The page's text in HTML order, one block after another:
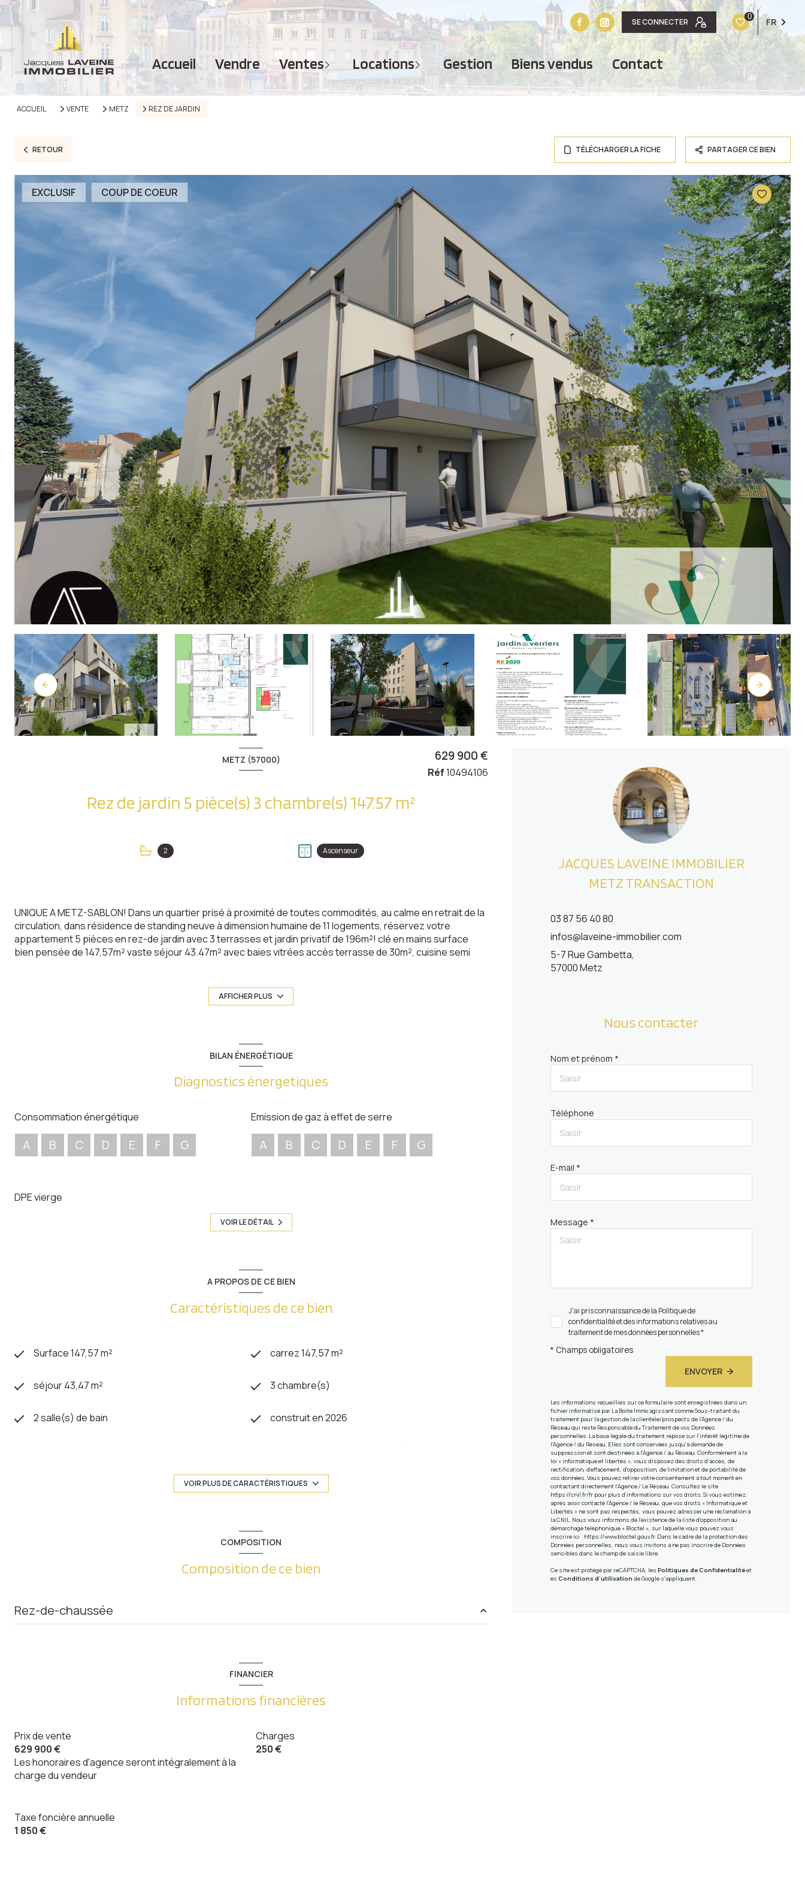
SE CONNECTER
0 FR
accueil vendre ventes
MAISONS
APPARTEMENTS
TERRAINS
IMMEUBLES
GARAGES - PARKINGS
locations
APPARTEMENTS
TERRAINS
IMMEUBLES
GARAGES - PARKINGS
gestion biens vendus contact
ACCUEIL VENTE METZ REZ DE JARDIN
RETOUR TÉLÉCHARGER LA FICHE PARTAGER CE BIEN
EXCLUSIF COUP DE COEUR
METZ (57000)
Rez de jardin 5 pièce(s) 3 chambre(s) 147.57 m²
2 Ascenseur
629 900 €
Réf10494106
UNIQUE A METZ-SABLON! Dans un quartier prisé à proximité de toutes commodités, au calme en retrait de la
circulation, dans résidence de standing neuve à dimension humaine de 11 logements, réservez votre
appartement 5 pièces en rez-de jardin avec 3 terrasses et jardin privatif de 196m²! clé en mains surface
bien pensée de 147,57m² vaste séjour 43.47m² avec baies vitrées accès terrasse de 30m², cuisine semi
privatif. Prestations de qualité, pompe à chaleur air/eau, chauffage sol, performance énergétique garantie,
ascenseur, accès pmr,...Plans d'aménagement intérieur modifiables. Possibilité garage ou parking. A
AFFICHER PLUS
BILAN ÉNERGÉTIQUE
Diagnostics énergetiques
Consommation énergétique
A B C D E F G
Emission de gaz à effet de serre
A B C D E F G
DPE vierge
VOIR LE DÉTAIL
A PROPOS DE CE BIEN
Caractéristiques de ce bien
Surface 147,57 m² carrez 147,57 m²
séjour 43,47 m² 3 chambre(s)
2 salle(s) de bain construit en 2026
Chauffage individuel : air/eau (pompe à
1 niveau(x)
quartier METZ GARE accès handicapé
VOIR PLUS DE CARACTÉRISTIQUES
COMPOSITION
Composition de ce bien
Rez-de-chaussée
salle de bain
entrée
Dégagement
WC
FINANCIER
Informations financières
Prix de vente
629 900 €
Les honoraires d'agence seront intégralement à la
charge du vendeur
Charges
250 €
Taxe foncière annuelle
1 850 €
JACQUES LAVEINE IMMOBILIER
METZ TRANSACTION
03 87 56 40 80
infos@laveine-immobilier.com
5-7 Rue Gambetta,
57000 Metz
Nous contacter
Nom et prénom *
Téléphone
E-mail *
Message *
J'ai pris connaissance de la Politique de
confidentialité et des informations relatives au
traitement de mes données personnelles *
* Champs obligatoires
ENVOYER
Les informations recueillies sur ce formulaire sont enregistrées dans un
fichier informatisé par La Boite Immo agissant comme Sous-traitant du
traitement pour la gestion de la clientèle/prospects de l'Agence / du
Réseau qui reste Responsable du Traitement de vos Données
personnelles. La base légale du traitement repose sur l'intérêt légitime de
l'Agence / du Réseau. Elles sont conservées jusqu'à demande de
suppression et sont destinées à l'Agence / au Réseau. Conformément à la
loi « informatique et libertés », vous disposez des droits d’accès, de
rectification, d’effacement, d’opposition, de limitation et de portabilité de
vos données. Vous pouvez retirer votre consentement à tout moment en
contactant directement l’Agence / Le Réseau. Consultez le site
https://cnil.fr/frpour plus d’informations sur vos droits. Si vous estimez,
après avoir contacté l'Agence / le Réseau, que vos droits « Informatique et
Libertés » ne sont pas respectés, vous pouvez adresser une réclamation à
la CNIL. Nous vous informons de l’existence de la liste d'opposition au
démarchage téléphonique « Bloctel », sur laquelle vous pouvez vous
inscrire ici : https://www.bloctel.gouv.fr. Dans le cadre de la protection des
Données personnelles, nous vous invitons à ne pas inscrire de Données
sensibles dans le champ de saisie libre.
Ce site est protégé par reCAPTCHA, les Politiques de Confidentialitéet
es Conditions d'utilisation de Google s'appliquent.